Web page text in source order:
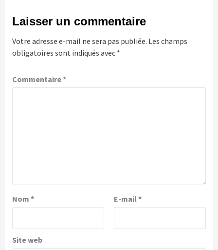
Laisser un commentaire
Votre adresse e-mail ne sera pas publiée. Les champs
obligatoires sont indiqués avec *
Commentaire*
Nom * E-mail *
Site web